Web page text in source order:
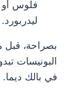
فلوس
ليدربورد.
بصراحة، قبل
البونيسات
في بالك ديما.